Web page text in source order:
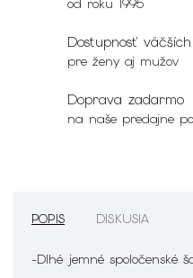
od roku 1995
Dostupnosť
pre ženy aj mužov
Doprava zadarmo
na naše predajne
POPIS DISKUSIA
-Dlhé jemné spoločenské